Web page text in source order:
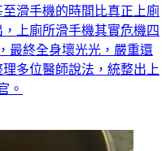
滑手機的時間比真正上廁
上廁所滑手機其實危機四
最終全身壞光光，嚴重還
多位醫師說法，統整出上
。